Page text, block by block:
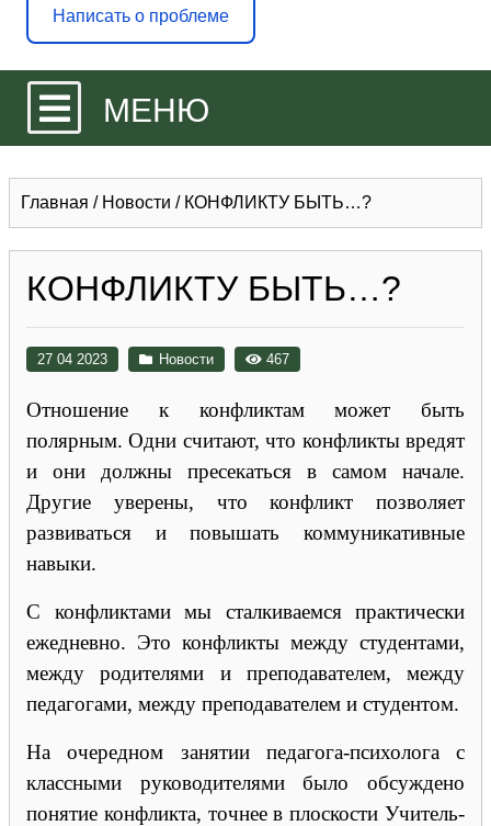
Написать о проблеме
МЕНЮ
Главная / Новости / КОНФЛИКТУ БЫТЬ…?
КОНФЛИКТУ БЫТЬ…?
27 04 2023 Новости 467
Отношение к конфликтам может быть
полярным. Одни считают, что конфликты вредят
и они должны пресекаться в самом начале.
Другие уверены, что конфликт позволяет
развиваться и повышать коммуникативные
навыки.
С конфликтами мы сталкиваемся практически
ежедневно. Это конфликты между студентами,
между родителями и преподавателем, между
педагогами, между преподавателем и студентом.
На очередном занятии педагога-психолога с
классными руководителями было обсуждено
понятие конфликта, точнее в плоскости Учитель-